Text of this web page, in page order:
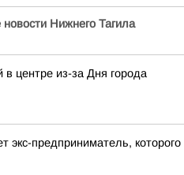
новости Нижнего Тагила
в центре из-за Дня города
экс-предприниматель,